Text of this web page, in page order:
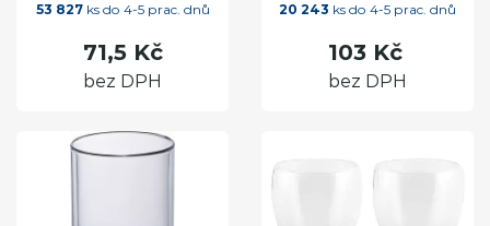
53 827ks do 4-5 prac. dnů
71,5 Kč
bez DPH
20 243 ks do 4-5 prac. dnů
103 Kč
bez DPH